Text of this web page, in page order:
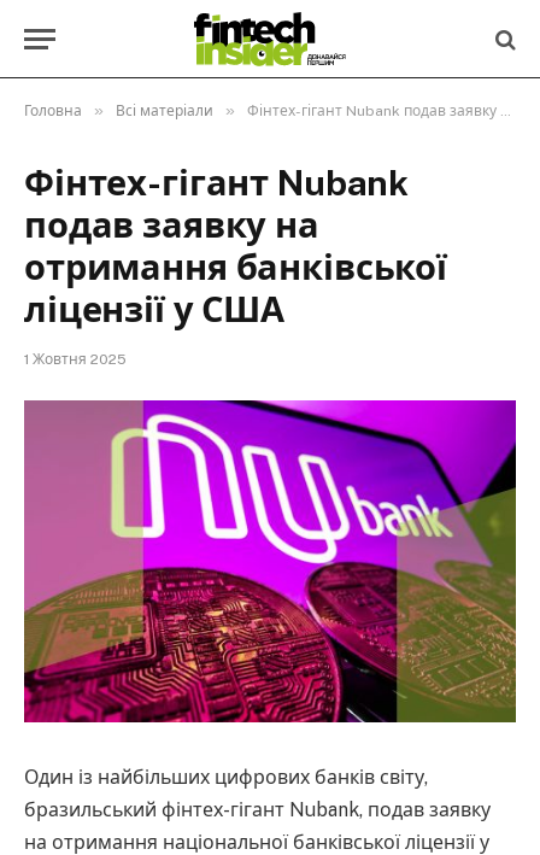
Головна » Всі матеріали » Фінтех-гігант Nubank подав заявку на отримання банківської ліцензії у США
Фінтех-гігант Nubank
подав заявку на
отримання банківської
ліцензії у США
1 Жовтня 2025
Один із найбільших цифрових банків світу,
бразильський фінтех-гігант Nubank, подав заявку
на отримання національної банківської ліцензії у